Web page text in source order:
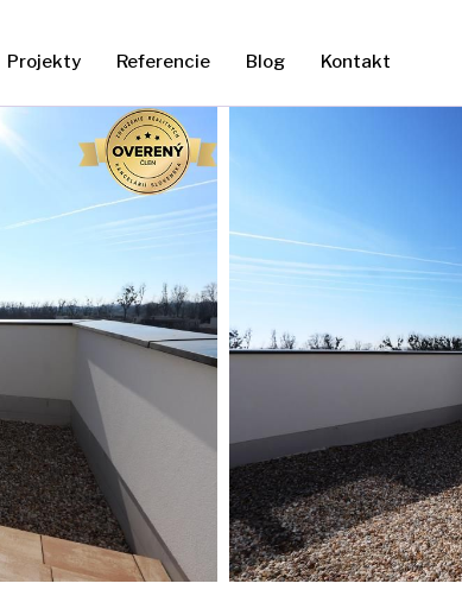
Projekty Referencie Blog Kontakt